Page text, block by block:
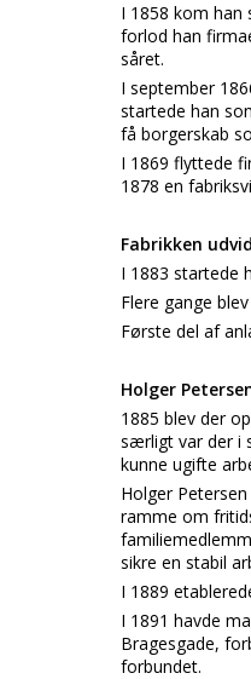
I 1858 kom
forlod han
såret.
I september
startede han
få borgerskab
I 1869 flyttede
1878 en
Fabrikken
I 1883 startede
Flere gange
Første del af
Holger
1885 blev der
særligt var der i
kunne ugifte
Holger
ramme om
sikre en stabil
I 1889
I 1891 havde
Bragesgade,
forbundet.